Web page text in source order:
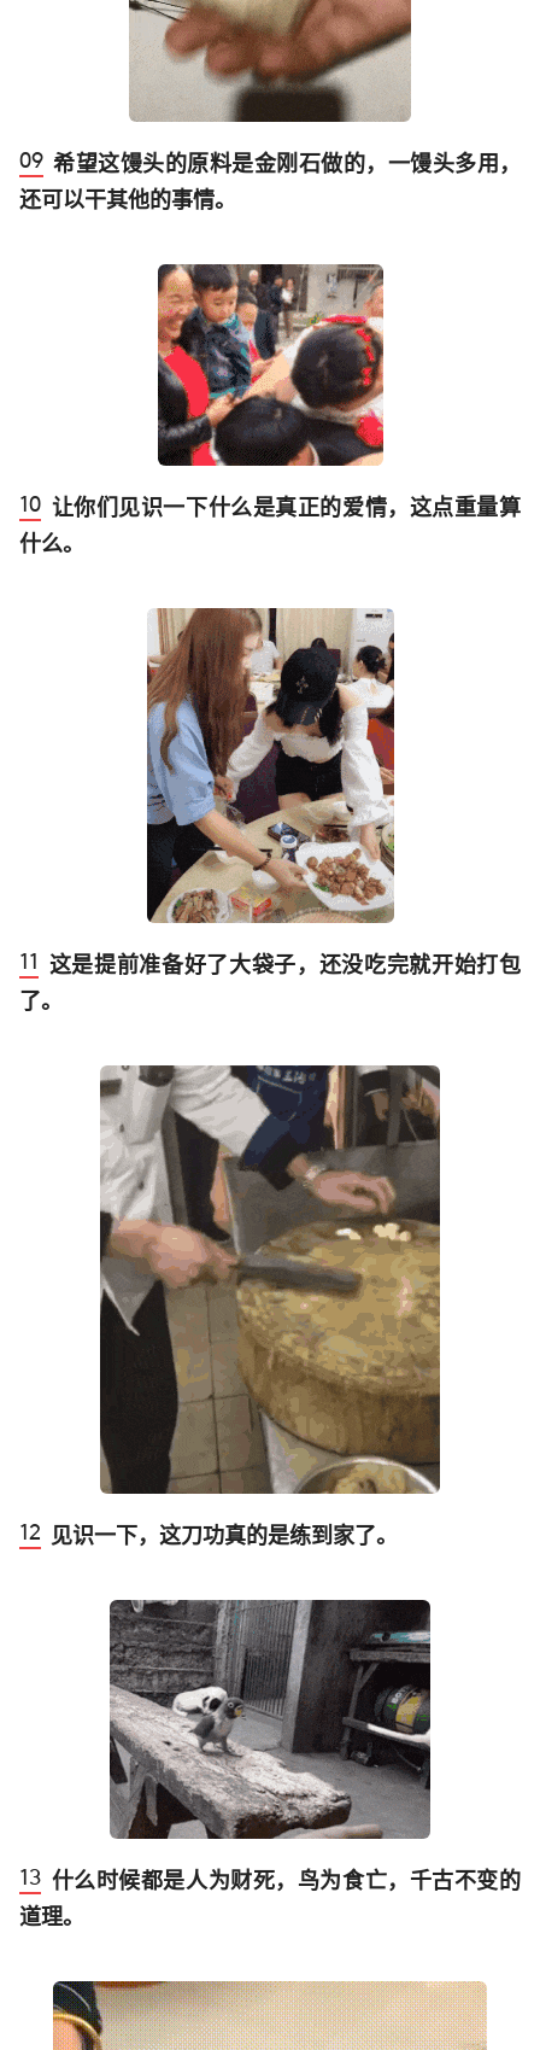
希望这馒头的原料是金刚石做的，一馒头多用，
还可以干其他的事情。
让你们见识一下什么是真正的爱情，这点重量算
什么。
这是提前准备好了大袋子，还没吃完就开始打包
了。
见识一下，这刀功真的是练到家了。
什么时候都是人为财死，鸟为食亡，千古不变的
道理。